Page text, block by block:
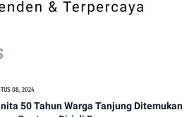
08, 2024
50 Tahun Warga Tanjung Ditemukan